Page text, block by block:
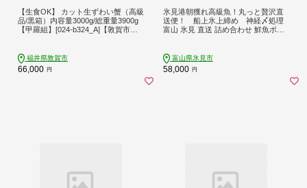
【生食OK】 カット生ずわい蟹（高級
品/黒箱）内容量3000g/総重量3900g
【甲羅組】[024-b324_A]【敦賀市ふ
福井県敦賀市
66,000 円
氷見港朝獲れ高級魚！丸っと贅沢直
送便！ 船上氷上締め 神経〆処理
富山 氷見 直送 詰め合わせ 鮮魚ボッ
富山県氷見市
58,000 円